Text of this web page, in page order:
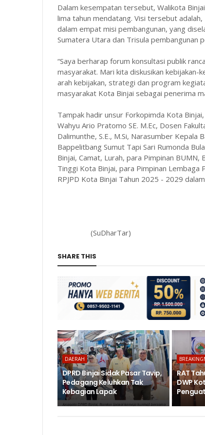
Dalam kesempatan tersebut, Walikota
lima tahun mendatang. Visi tersebut
dalam empat misi pembangunan, yang
Sumatera Utara dan Trisula pembangunan
“Saya berharap forum konsultasi publik
masyarakat. Mari kita diskusikan kebijakan-
arah kebijakan, strategi dan program
masyarakat Kota Binjai sebagai penerima
Tampak hadir unsur Forkopimda Kota
Wahyu Ario Pratomo SE. M.Ec, Dosen
Dalimunthe, S.E., M.Si, Narasumber
Bappelitbang Sumut Tapi Sari Rumonda
Binjai, Camat, Lurah, para Pimpinan
Tinggi Kota Binjai, para Pimpinan
RPJPD Kota Binjai Tahun 2025 - 2029
(SuDharTar)
SHARE THIS
DAERAH
DPRD Binjai Sidak Pasar Tavip,
Pedagang Keluhkan Tak
Kebagian Lapak
RAT
DWP